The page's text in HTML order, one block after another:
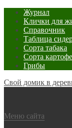
Журнал
Клички для
Справочник
Таблица
Сорта табака
Сорта
Грибы
Свой домик в
Меню сайта